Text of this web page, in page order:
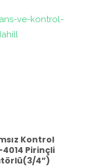
Kontrol
Pirinçli
4”)